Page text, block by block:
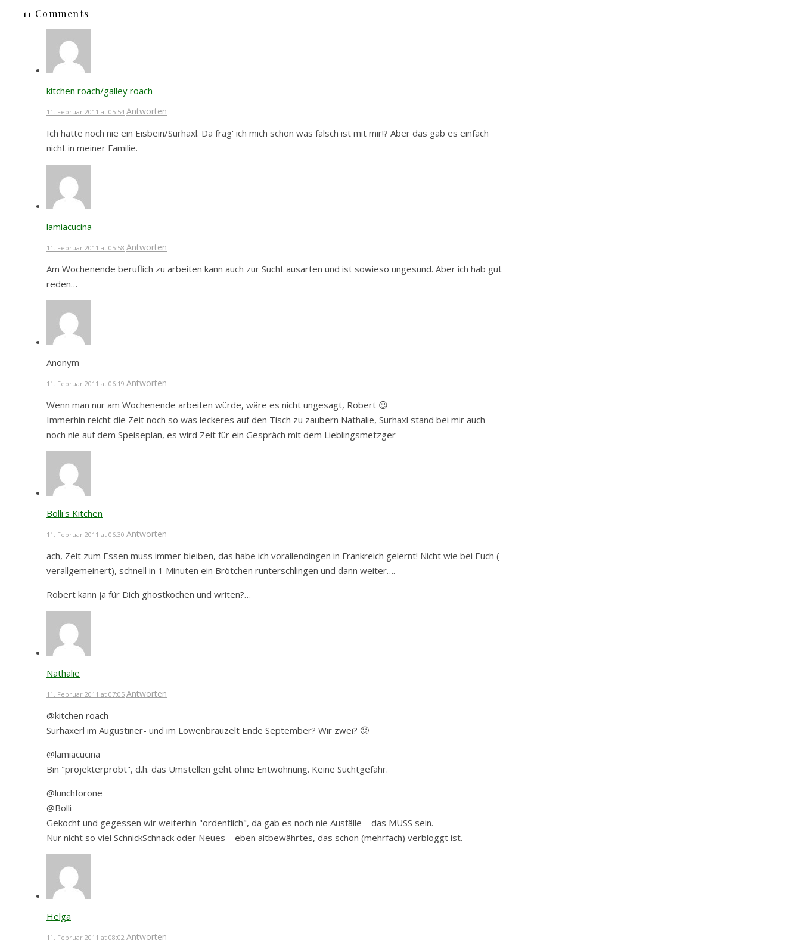
11 Comments
kitchen roach/galley roach
11. Februar 2011 at 05:54 Antworten
Ich hatte noch nie ein Eisbein/Surhaxl. Da frag' ich mich schon was falsch ist mit mir!? Aber das gab es einfach
nicht in meiner Familie.
lamiacucina
11. Februar 2011 at 05:58 Antworten
Am Wochenende beruflich zu arbeiten kann auch zur Sucht ausarten und ist sowieso ungesund. Aber ich hab gut
reden…
Anonym
11. Februar 2011 at 06:19 Antworten
Wenn man nur am Wochenende arbeiten würde, wäre es nicht ungesagt, Robert 😉
Immerhin reicht die Zeit noch so was leckeres auf den Tisch zu zaubern Nathalie, Surhaxl stand bei mir auch
noch nie auf dem Speiseplan, es wird Zeit für ein Gespräch mit dem Lieblingsmetzger
Bolli's Kitchen
11. Februar 2011 at 06:30 Antworten
ach, Zeit zum Essen muss immer bleiben, das habe ich vorallendingen in Frankreich gelernt! Nicht wie bei Euch (
verallgemeinert), schnell in 1 Minuten ein Brötchen runterschlingen und dann weiter….
Robert kann ja für Dich ghostkochen und writen?…
Nathalie
11. Februar 2011 at 07:05 Antworten
@kitchen roach
Surhaxerl im Augustiner- und im Löwenbräuzelt Ende September? Wir zwei? 🙂
@lamiacucina
Bin "projekterprobt", d.h. das Umstellen geht ohne Entwöhnung. Keine Suchtgefahr.
@lunchforone
@Bolli
Gekocht und gegessen wir weiterhin "ordentlich", da gab es noch nie Ausfälle – das MUSS sein.
Nur nicht so viel SchnickSchnack oder Neues – eben altbewährtes, das schon (mehrfach) verbloggt ist.
Helga
11. Februar 2011 at 08:02 Antworten